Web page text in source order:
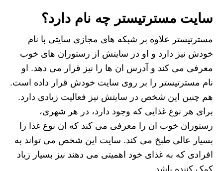
سایت مسترتیستر چه نام دارد؟
مسترتیستر علاوه بر شبکه های مجازی سایتی با نام
خودش نیز دارد و او در سایتش از رستوران های خوب
معرفی می کند و آدرس ان ها را نیز قرار می دهد. او
نام مسترتیستر را بر روی سایت خودش قرار داده است.
هم چنین این شخص در سایتش نیز فعالیت زیادی دارد.
برای هر نوع غذایی که وجود دارد، در هر شهری،
رستوران خوب ان را معرفی می کند که ان نوع غذا را
بسیار عالی طبخ می کند. سایت این شخص می تواند به
افرادی که به غذای خود اهمیتی می دهند نیز بسیار زیاد